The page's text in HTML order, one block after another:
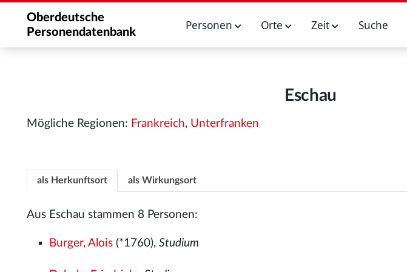
Oberdeutsche
Personendatenbank
Personen Orte Zeit Suche
Eschau
Mögliche Regionen: Frankreich, Unterfranken
als Herkunftsort als Wirkungsort
Aus Eschau stammen 8 Personen:
Burger, Alois (*1760),Studium